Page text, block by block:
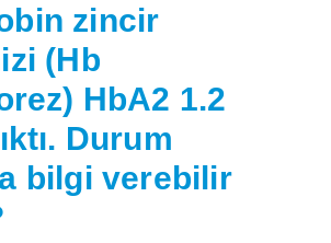
zincir
(Hb
HbA2 1.2
Durum
bilgi verebilir